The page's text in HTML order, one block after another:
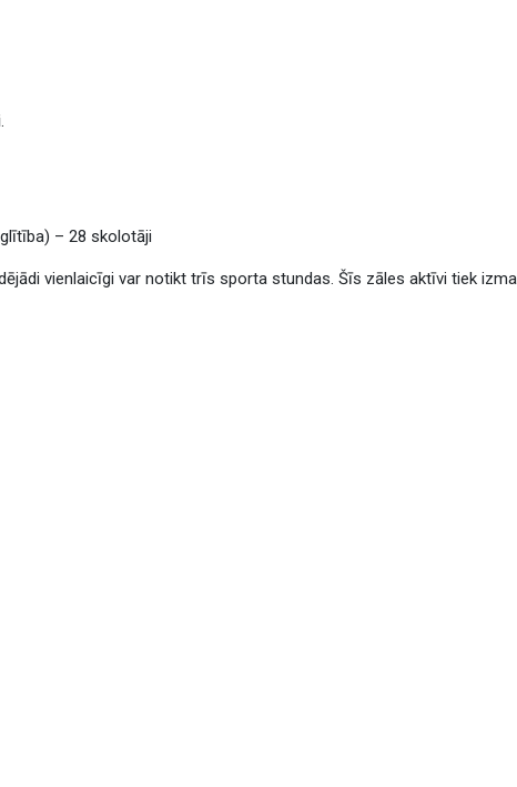
.
– 28 skolotāji
vienlaicīgi var notikt trīs sporta stundas. Šīs zāles aktīvi tiek